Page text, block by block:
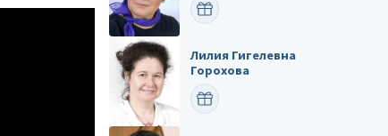
ПОЗДРАВИТЬ
Лилия Гигелевна
Горохова
ПОЗДРАВИТЬ